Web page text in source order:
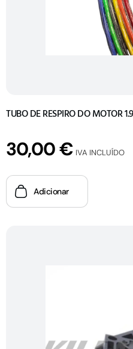
TUBO DE RESPIRO DO MOTOR
30,00€ IVA INCLUÍDO
Adicionar